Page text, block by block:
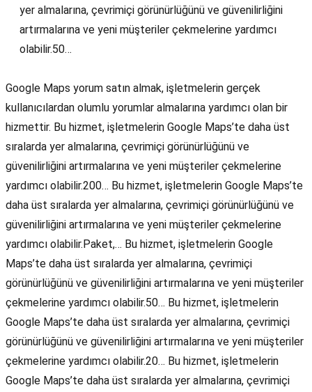
yer almalarına, çevrimiçi görünürlüğünü ve güvenilirliğini
artırmalarına ve yeni müşteriler çekmelerine yardımcı
olabilir.50…
Google Maps yorum satın almak, işletmelerin gerçek
kullanıcılardan olumlu yorumlar almalarına yardımcı olan bir
hizmettir. Bu hizmet, işletmelerin Google Maps’te daha üst
sıralarda yer almalarına, çevrimiçi görünürlüğünü ve
güvenilirliğini artırmalarına ve yeni müşteriler çekmelerine
yardımcı olabilir.200… Bu hizmet, işletmelerin Google Maps’te
daha üst sıralarda yer almalarına, çevrimiçi görünürlüğünü ve
güvenilirliğini artırmalarına ve yeni müşteriler çekmelerine
yardımcı olabilir.Paket,… Bu hizmet, işletmelerin Google
Maps’te daha üst sıralarda yer almalarına, çevrimiçi
görünürlüğünü ve güvenilirliğini artırmalarına ve yeni müşteriler
çekmelerine yardımcı olabilir.50… Bu hizmet, işletmelerin
Google Maps’te daha üst sıralarda yer almalarına, çevrimiçi
görünürlüğünü ve güvenilirliğini artırmalarına ve yeni müşteriler
çekmelerine yardımcı olabilir.20… Bu hizmet, işletmelerin
Google Maps’te daha üst sıralarda yer almalarına, çevrimiçi